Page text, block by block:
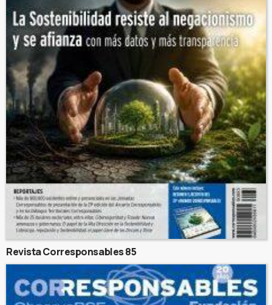
Revista Corresponsables 85